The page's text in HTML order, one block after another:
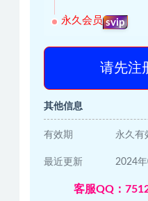
永久会员 svip
请先注
其他信息
有效期 永久有
最近更新 2024
客服QQ：